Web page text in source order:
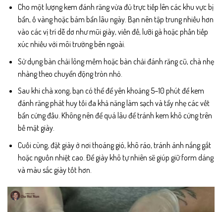
Cho một lượng kem đánh răng vừa đủ trực tiếp lên các khu vực bị
bẩn, ố vàng hoặc bám bẩn lâu ngày. Bạn nên tập trung nhiều hơn
vào các vị trí dễ dơ như mũi giày, viền đế, lưỡi gà hoặc phần tiếp
xúc nhiều với môi trường bên ngoài.
Sử dụng bàn chải lông mềm hoặc bàn chải đánh răng cũ, chà nhẹ
nhàng theo chuyển động tròn nhỏ.
Sau khi chà xong, bạn có thể để yên khoảng 5–10 phút để kem
đánh răng phát huy tối đa khả năng làm sạch và tẩy nhẹ các vết
bẩn cứng đầu. Không nên để quá lâu để tránh kem khô cứng trên
bề mặt giày.
Cuối cùng, đặt giày ở nơi thoáng gió, khô ráo, tránh ánh nắng gắt
hoặc nguồn nhiệt cao. Để giày khô tự nhiên sẽ giúp giữ form dáng
và màu sắc giày tốt hơn.